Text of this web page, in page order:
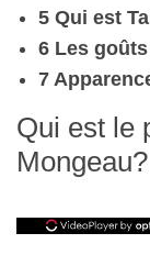
5 Qui est
6 Les
7
Qui est le